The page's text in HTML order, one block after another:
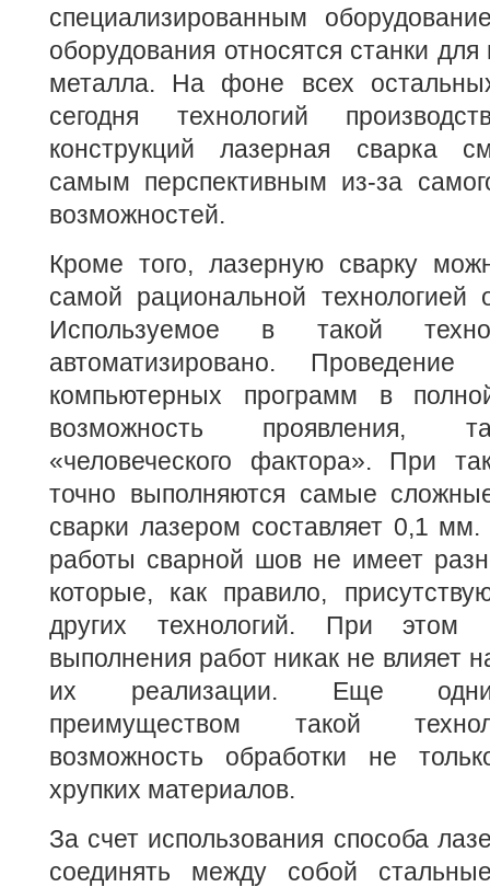
специализированным
оборудования относятся станки для
металла. На фоне всех
сегодня технологий
конструкций лазерная сварка
самым перспективным из-за
возможностей.
Кроме того, лазерную сварку
самой рациональной технологией
Используемое в такой
автоматизировано.
компьютерных программ в
возможность проявления,
«человеческого фактора». При
точно выполняются самые
сварки лазером составляет 0,1 мм.
работы сварной шов не имеет
которые, как правило,
других технологий. При этом
выполнения работ никак не влияет
их реализации. Еще
преимуществом такой
возможность обработки не
хрупких материалов.
За счет использования способа
соединять между собой